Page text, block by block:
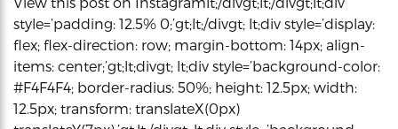
style=’padding: 12.5% 0;’gt;lt;/divgt; lt;div style=’display:
flex; flex-direction: row; margin-bottom: 14px; align-
items: center;’gt;lt;divgt; lt;div style=’background-color:
#F4F4F4; border-radius: 50%; height: 12.5px; width:
12.5px; transform: translateX(0px)